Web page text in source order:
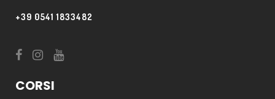
+39 0541 1833482
CORSI